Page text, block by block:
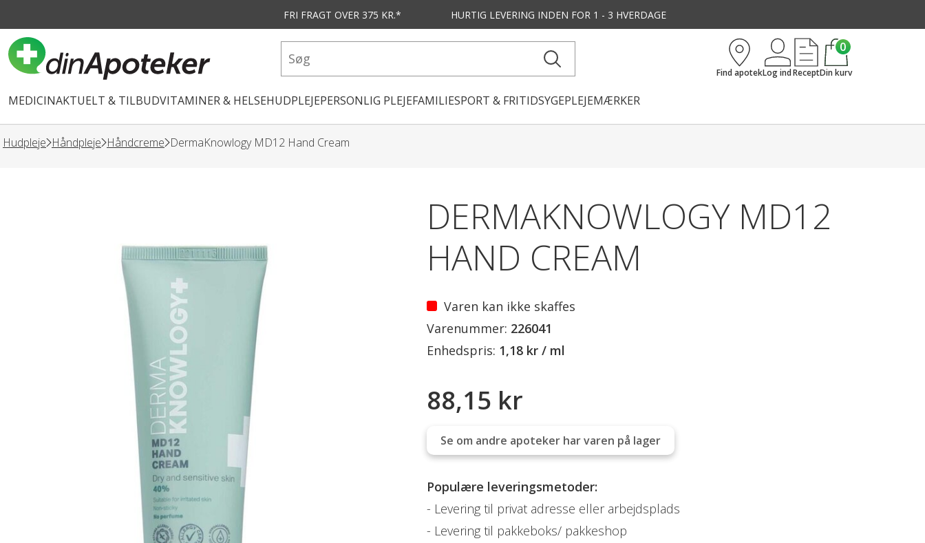
FRI FRAGT OVER 375 KR.* HURTIG LEVERING INDEN FOR 1 - 3 HVERDAGE
MEDICINAKTUELT & TILBUDVITAMINER & HELSEHUDPLEJEPERSONLIG PLEJEFAMILIESPORT & FRITIDSYGEPLEJEMÆRKER
Find apotekLog indRecept
0
Din kurv
Hudpleje Håndpleje Håndcreme DermaKnowlogy MD12 Hand Cream
DERMAKNOWLOGY MD12
HAND CREAM
Varen kan ikke skaffes
Varenummer: 226041
Enhedspris: 1,18 kr / ml
88,15 kr
Se om andre apoteker har varen på lager
Populære leveringsmetoder:
Levering til privat adresse eller arbejdsplads
Levering til pakkeboks/ pakkeshop